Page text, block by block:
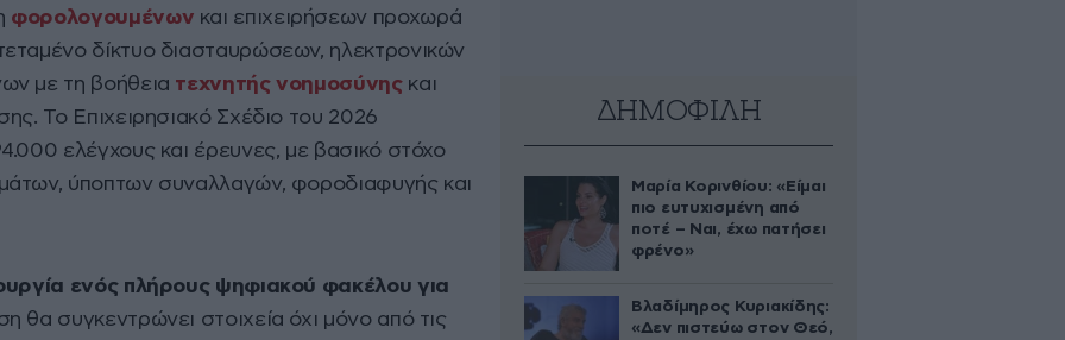
φορολογουμένων και επιχειρήσεων προχωρά
δίκτυο διασταυρώσεων, ηλεκτρονικών
με τη βοήθεια τεχνητής νοημοσύνηςκαι
Το Επιχειρησιακό Σχέδιο του 2026
ελέγχους και έρευνες, με βασικό στόχο
ύποπτων συναλλαγών, φοροδιαφυγής και
ενός πλήρους ψηφιακού φακέλου για
θα συγκεντρώνει στοιχεία όχι μόνο από τις
ΔΗΜΟΦΙΛΗ
Μαρία Κορινθίου: «Είμαι
πιο ευτυχισμένη από
ποτέ – Ναι, έχω πατήσει
φρένο»
Βλαδίμηρος Κυριακίδης:
«Δεν πιστεύω στον Θεό,